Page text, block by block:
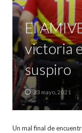
GALERÍA
VÍDEOS
COLABORA
CONTACTO
El
victoria
suspiro
23 mayo, 2021
Un mal final de